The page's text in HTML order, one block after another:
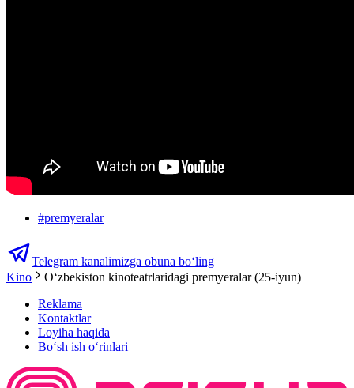
#premyeralar
Telegram kanalimizga obuna bo‘ling
Kino
Oʻzbekiston kinoteatrlaridagi premyeralar (25-iyun)
Reklama
Kontaktlar
Loyiha haqida
Bo‘sh ish o‘rinlari